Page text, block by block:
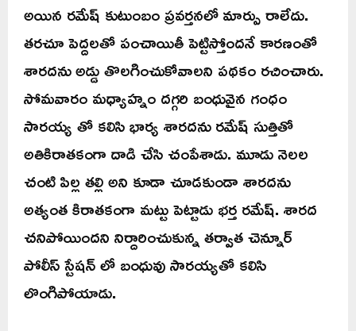
అయిన రమేష్ కుటుంబం ప్రవర్తనలో మార్పు రాలేదు.
తరచూ పెద్దలతో పంచాయితీ పెట్టిస్తోందనే కారణంతో
శారదను అడ్డు తొలగించుకోవాలని పథకం రచించారు.
సోమవారం మధ్యాహ్నం దగ్గరి బంధువైన గంధం
సారయ్య తో కలిసి భార్య శారదను రమేష్ సుత్తితో
అతికిరాతకంగా దాడి చేసి చంపేశాడు. మూడు నెలల
చంటి పిల్ల తల్లి అని కూడా చూడకుండా శారదను
అత్యంత కిరాతకంగా మట్టు పెట్టాడు భర్త రమేష్. శారద
చనిపోయిందని నిర్దారించుకున్న తర్వాత చెన్నూర్
పోలీస్ స్టేషన్ లో బంధువు సారయ్యతో కలిసి
లొంగిపోయాడు.